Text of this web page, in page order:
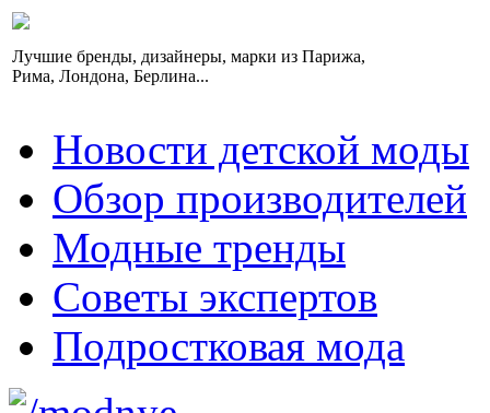
Лучшие бренды, дизайнеры, марки из Парижа,
Рима, Лондона, Берлина...
Новости детской моды
Обзор производителей
Модные тренды
Советы экспертов
Подростковая мода